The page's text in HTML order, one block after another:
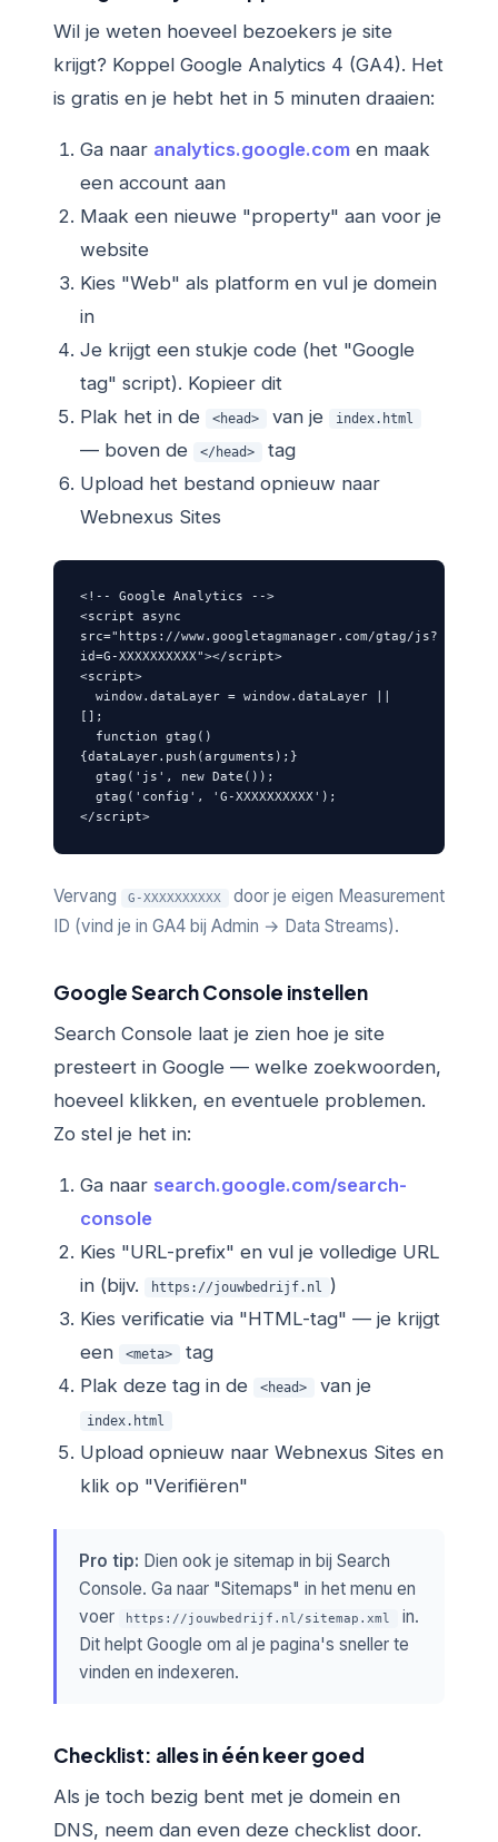
Wil je weten hoeveel bezoekers je site
krijgt? Koppel Google Analytics 4 (GA4). Het
is gratis en je hebt het in 5 minuten draaien:
Ga naar analytics.google.com en maak
een account aan
Maak een nieuwe "property" aan voor je
website
Kies "Web" als platform en vul je domein
in
Je krijgt een stukje code (het "Google
tag" script). Kopieer dit
Plak het in de
<head> van je index.html
— boven de </head>
tag
Upload het bestand opnieuw naar
Webnexus Sites
<!-- Google Analytics -->
<script async
src="https://www.googletagmanager.com/gtag/js?
id=G-XXXXXXXXXX"></script>
<script>
[];
{dataLayer.push(arguments);}
</script>
Vervang G-XXXXXXXXXX
door je eigen Measurement
ID (vind je in GA4 bij Admin → Data Streams).
Google Search Console instellen
Search Console laat je zien hoe je site
presteert in Google — welke zoekwoorden,
hoeveel klikken, en eventuele problemen.
Zo stel je het in:
Ga naar search.google.com/search-
console
Kies "URL-prefix" en vul je volledige URL
in (bijv.
https://jouwbedrijf.nl )
Kies verificatie via "HTML-tag" — je krijgt
een
<meta>
tag
Plak deze tag in de
<head> van je
index.html
Upload opnieuw naar Webnexus Sites en
klik op "Verifiëren"
Pro tip: Dien ook je sitemap in bij Search
Console. Ga naar "Sitemaps" in het menu en
voer
https://jouwbedrijf.nl/sitemap.xml
in.
Dit helpt Google om al je pagina's sneller te
vinden en indexeren.
Checklist: alles in één keer goed
Als je toch bezig bent met je domein en
DNS, neem dan even deze checklist door.